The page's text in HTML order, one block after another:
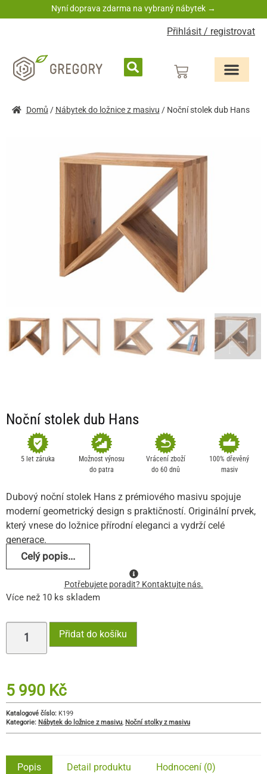
Nyní doprava zdarma na vybraný nábytek →
Přihlásit / registrovat
Domů / Nábytek do ložnice z masivu / Noční stolek dub Hans
Noční stolek dub Hans
5 let záruka
Možnost výnosu
do patra
Vrácení zboží
do 60 dnů
100% dřevěný
masiv
Dubový noční stolek Hans z prémiového masivu spojuje
moderní geometrický design s praktičností. Originální prvek,
který vnese do ložnice přírodní eleganci a vydrží celé
generace.
Celý popis...
Potřebujete poradit? Kontaktujte nás.
Více než 10 ks skladem
Přidat do košíku
5 990 Kč
Katalogové číslo: K199
Kategorie: Nábytek do ložnice z masivu, Noční stolky z masivu
Popis Detail produktu Hodnocení (0)